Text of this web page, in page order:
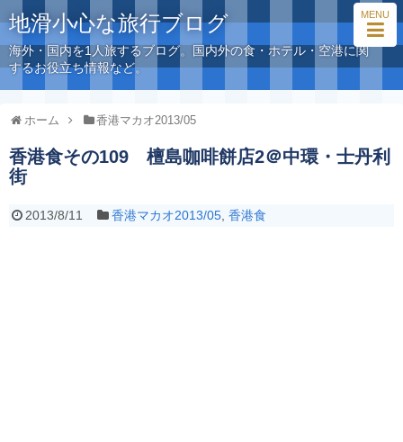
MENU
地滑小心な旅行ブログ
海外・国内を1人旅するブログ。国内外の食・ホテル・空港に関
するお役立ち情報など。
ホーム 香港マカオ2013/05
香港食その109 檀島咖啡餅店2＠中環・士丹利
街
2013/8/11 香港マカオ2013/05, 香港食